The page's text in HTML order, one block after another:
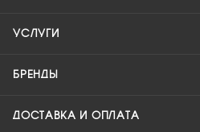
УСЛУГИ
БРЕНДЫ
ДОСТАВКА И ОПЛАТА